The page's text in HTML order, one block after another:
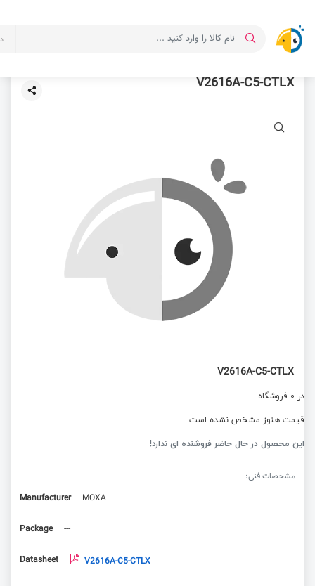
V2616A-C5-CTLX
V2616A-C5-CTLX
در 0 فروشگاه
قیمت هنوز مشخص نشده است
این محصول در حال حاضر فروشنده ای ندارد!
مشخصات فنی:
Manufacturer
MOXA
Package ---
Datasheet V2616A-C5-CTLX